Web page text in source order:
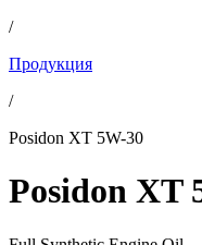
/
Продукция
/
Posidon XT 5W-30
Posidon XT